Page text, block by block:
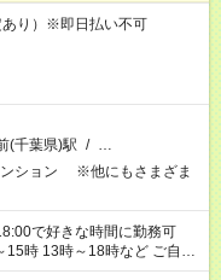
り）※即日払い不可
(千葉県)駅 / …
ンション ※他にもさまざま
で好きな時間に勤務可
15時 13時～18時など ご自身
談ください！ ★家庭の都合